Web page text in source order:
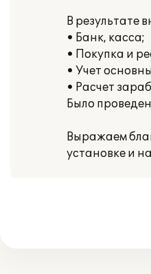
В результате
• Банк, касса;
• Покупка и
• Учет
• Расчет
Было
Выражаем
установке и